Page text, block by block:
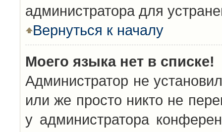
администратора для
Вернуться к началу
Моего языка нет в списке!
Администратор не
или же просто никто не
у администратора